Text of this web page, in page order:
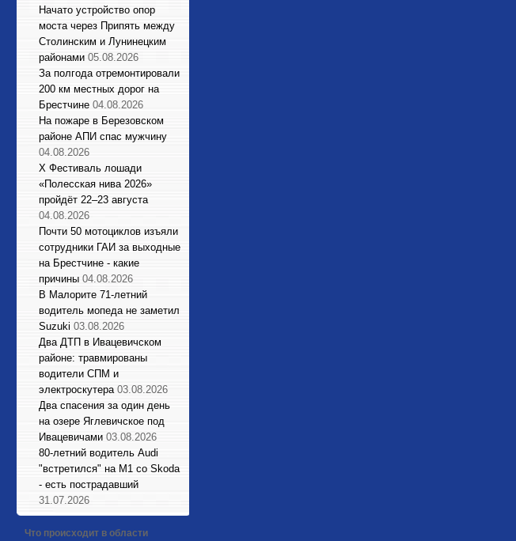
Начато устройство опор
моста через Припять между
Столинским и Лунинецким
районами 05.08.2026
За полгода отремонтировали
200 км местных дорог на
Брестчине 04.08.2026
На пожаре в Березовском
районе АПИ спас мужчину
04.08.2026
X Фестиваль лошади
«Полесская нива 2026»
пройдёт 22–23 августа
04.08.2026
Почти 50 мотоциклов изъяли
сотрудники ГАИ за выходные
на Брестчине - какие
причины 04.08.2026
В Малорите 71-летний
водитель мопеда не заметил
Suzuki 03.08.2026
Два ДТП в Ивацевичском
районе: травмированы
водители СПМ и
электроскутера 03.08.2026
Два спасения за один день
на озере Яглевичское под
Ивацевичами 03.08.2026
80-летний водитель Audi
"встретился" на М1 со Skoda
- есть пострадавший
31.07.2026
Что происходит в области